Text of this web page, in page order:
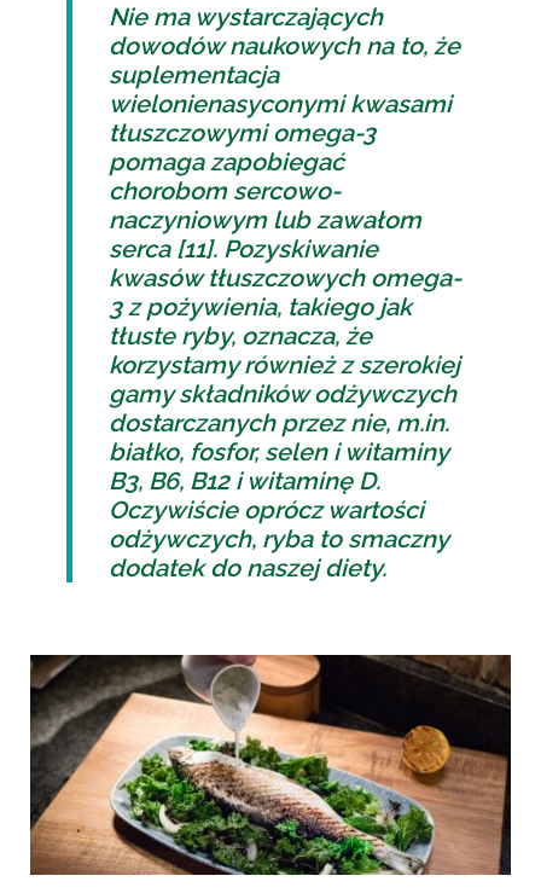
Nie ma wystarczających
dowodów naukowych na to, że
suplementacja
wielonienasyconymi kwasami
tłuszczowymi omega-3
pomaga zapobiegać
chorobom sercowo-
naczyniowym lub zawałom
serca [11]. Pozyskiwanie
kwasów tłuszczowych omega-
3 z pożywienia, takiego jak
tłuste ryby, oznacza, że
korzystamy również z szerokiej
gamy składników odżywczych
dostarczanych przez nie, m.in.
białko, fosfor, selen i witaminy
B3, B6, B12 i witaminę D.
Oczywiście oprócz wartości
odżywczych, ryba to smaczny
dodatek do naszej diety.